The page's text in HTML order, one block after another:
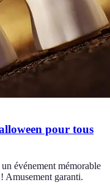
pour tous
événement mémorable
Amusement garanti.